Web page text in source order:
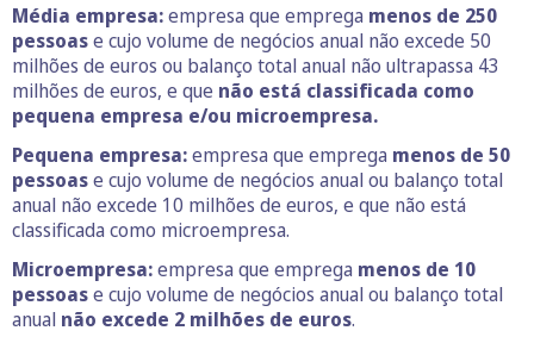
Média empresa:empresa que emprega menos de 250
pessoase cujo volume de negócios anual não excede 50
milhões de euros ou balanço total anual não ultrapassa 43
milhões de euros, e que não está classificada como
pequena empresa e/ou microempresa.
Pequena empresa:empresa que emprega menos de 50
pessoase cujo volume de negócios anual ou balanço total
anual não excede 10 milhões de euros, e que não está
classificada como microempresa.
Microempresa:empresa que emprega menos de 10
pessoase cujo volume de negócios anual ou balanço total
anual não excede 2 milhões de euros.